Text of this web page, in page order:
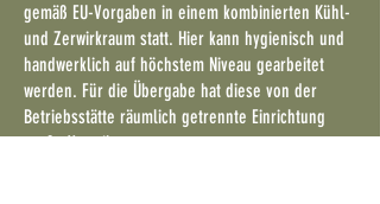
gemäß EU-Vorgaben in einem kombinierten Kühl-
und Zerwirkraum statt. Hier kann hygienisch und
handwerklich auf höchstem Niveau gearbeitet
werden. Für die Übergabe hat diese von der
Betriebsstätte räumlich getrennte Einrichtung
große Vorteile.